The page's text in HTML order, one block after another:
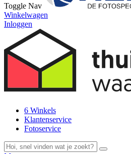
Toggle Nav
Winkelwagen
Inloggen
6 Winkels
Klantenservice
Fotoservice